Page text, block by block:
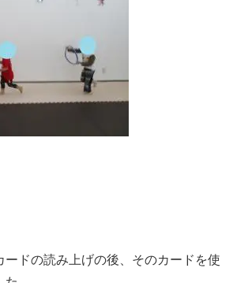
ードの読み上げの後、そのカードを使